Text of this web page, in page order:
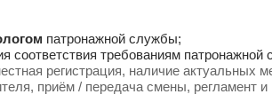
патронажной службы;
соответствия требованиям патронажной
регистрация, наличие актуальных
приём / передача смены, регламент и